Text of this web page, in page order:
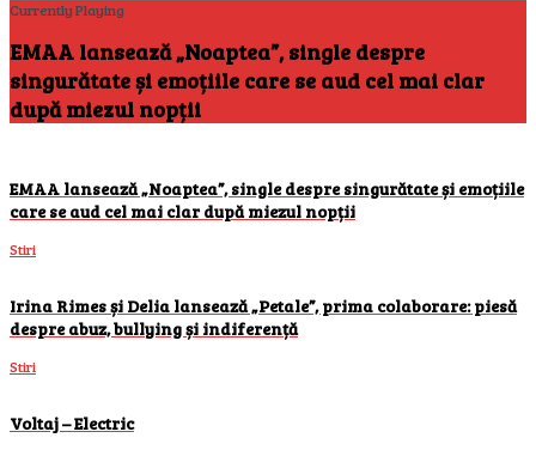
Currently Playing
EMAA lansează „Noaptea”, single despre
singurătate și emoțiile care se aud cel mai clar
după miezul nopții
EMAA lansează „Noaptea”, single despre singurătate și emoțiile
care se aud cel mai clar după miezul nopții
Stiri
Irina Rimes și Delia lansează „Petale”, prima colaborare: piesă
despre abuz, bullying și indiferență
Stiri
Voltaj – Electric